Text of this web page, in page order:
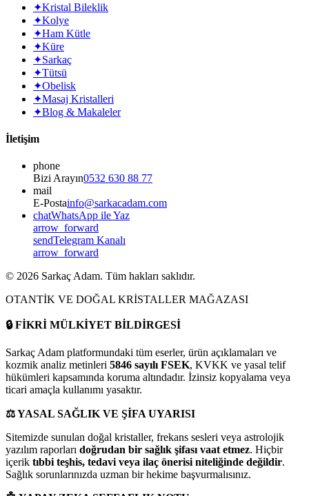
✦Kristal Bileklik
✦Kolye
✦Ham Kütle
✦Küre
✦Sarkaç
✦Tütsü
✦Obelisk
✦Masaj Kristalleri
✦Blog & Makaleler
İletişim
phone
Bizi Arayın0532 630 88 77
mail
E-Postainfo@sarkacadam.com
chatWhatsApp ile Yaz
arrow_forward
sendTelegram Kanalı
arrow_forward
© 2026 Sarkaç Adam. Tüm hakları saklıdır.
OTANTİK VE DOĞAL KRİSTALLER MAĞAZASI
🔒FİKRİ MÜLKİYET BİLDİRGESİ
Sarkaç Adam platformundaki tüm eserler, ürün açıklamaları ve
kozmik analiz metinleri 5846 sayılı FSEK, KVKK ve yasal telif
hükümleri kapsamında koruma altındadır. İzinsiz kopyalama veya
ticari amaçla kullanımı yasaktır.
⚖️YASAL SAĞLIK VE ŞİFA UYARISI
Sitemizde sunulan doğal kristaller, frekans sesleri veya astrolojik
yazılım raporları doğrudan bir sağlık şifası vaat etmez. Hiçbir
içerik tıbbi teşhis, tedavi veya ilaç önerisi niteliğinde değildir.
Sağlık sorunlarınızda uzman bir hekime başvurmalısınız.